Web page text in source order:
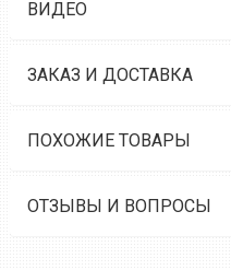
ВИДЕО
ЗАКАЗ И ДОСТАВКА
ПОХОЖИЕ ТОВАРЫ
ОТЗЫВЫ И ВОПРОСЫ